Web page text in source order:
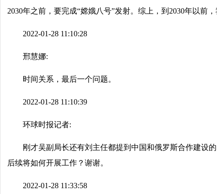
2030年之前，要完成“嫦娥八号”发射。综上，到2030年以前
2022-01-28 11:10:28
邢慧娜:
时间关系，最后一个问题。
2022-01-28 11:10:39
环球时报记者:
刚才吴副局长还有刘主任都提到中国和俄罗斯合作建设
后续将如何开展工作？谢谢。
2022-01-28 11:33:58